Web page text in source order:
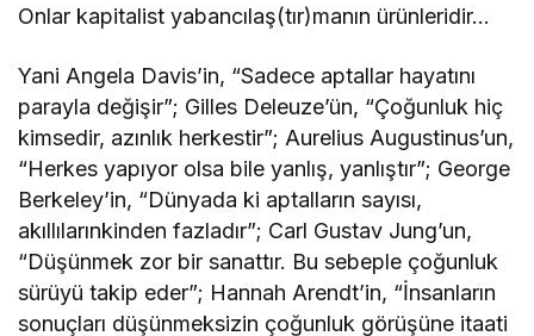
Onlar kapitalist yabancılaş(tır)manın ürünleridir…
Yani Angela Davis’in, “Sadece aptallar hayatını
parayla değişir”; Gilles Deleuze’ün, “Çoğunluk hiç
kimsedir, azınlık herkestir”; Aurelius Augustinus’un,
“Herkes yapıyor olsa bile yanlış, yanlıştır”; George
Berkeley’in, “Dünyada ki aptalların sayısı,
akıllılarınkinden fazladır”; Carl Gustav Jung’un,
“Düşünmek zor bir sanattır. Bu sebeple çoğunluk
sürüyü takip eder”; Hannah Arendt’in, “İnsanların
sonuçları düşünmeksizin çoğunluk görüşüne itaati